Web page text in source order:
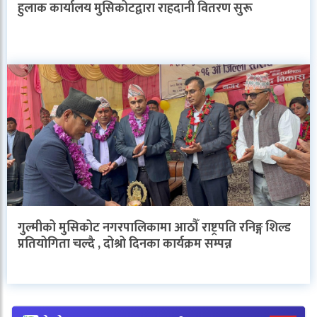
हुलाक कार्यालय मुसिकोटद्वारा राहदानी वितरण सुरू
गुल्मीको मुसिकोट नगरपालिकामा आठौँ राष्ट्रपति रनिङ्ग शिल्ड
प्रतियोगिता चल्दै , दोश्रो दिनका कार्यक्रम सम्पन्न